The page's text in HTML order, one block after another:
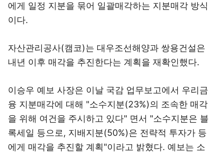
에게 일정 지분을 묶어 일괄매각하는 지분매각 방식
이다.
자산관리공사(캠코)는 대우조선해양과 쌍용건설은
내년 이후 매각을 추진한다는 계획을 재확인했다.
이승우 예보 사장은 이날 국감 업무보고에서 우리금
융 지분매각에 대해 "소수지분(23%)의 조속한 매각
을 위해 여건을 주시하고 있다" 면서 "소수지분은 블
록세일 등으로, 지배지분(50%)은 전략적 투자가 등
에게 매각을 추진할 계획"이라고 밝혔다. 예보는 소